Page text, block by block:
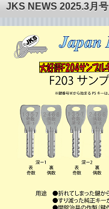
JKS NEWS 2025.3月号